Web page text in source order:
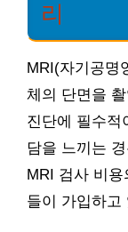
리
MRI(자기공명
체의 단면을
진단에 필수적
담을 느끼는
MRI 검사 비
들이 가입하고